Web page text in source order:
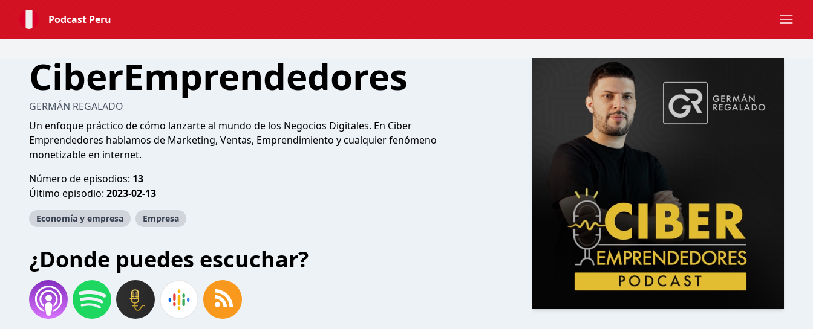
Podcast Peru
CiberEmprendedores
GERMÁN REGALADO
Un enfoque práctico de cómo lanzarte al mundo de los Negocios Digitales. En Ciber
Emprendedores hablamos de Marketing, Ventas, Emprendimiento y cualquier fenómeno
monetizable en internet.
Número de episodios: 13
Último episodio: 2023-02-13
Economía y empresa Empresa
¿Donde puedes escuchar?